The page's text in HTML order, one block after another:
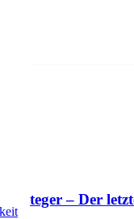
Steger – Der